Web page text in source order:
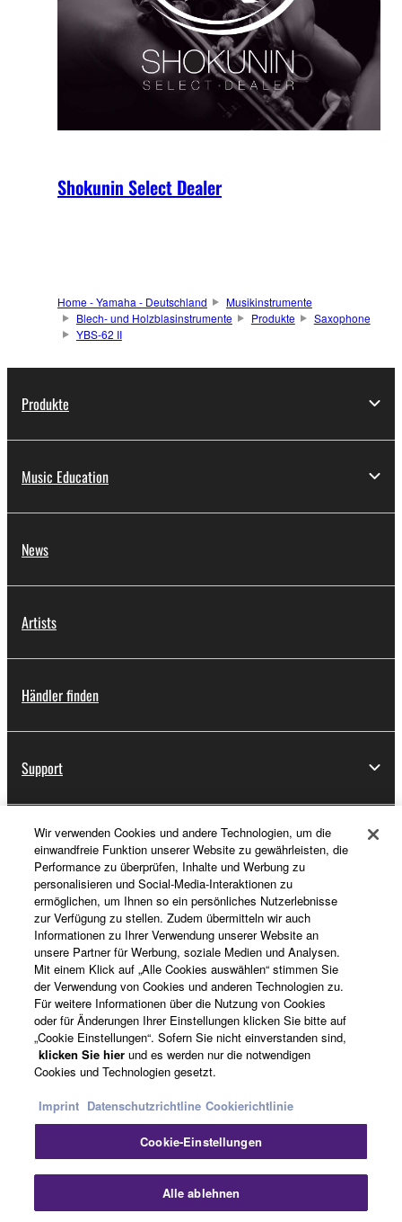
Shokunin Select Dealer
Home - Yamaha - Deutschland
Musikinstrumente
Blech- und Holzblasinstrumente
Produkte
Saxophone
YBS-62 II
Produkte
Music Education
News
Artists
Händler finden
Support
Registrierung von „Yamaha Music ID“
Über Yamaha
Deutschland - German
Business
Nutzungsbedingungen
CookierichtlinieImpressum
Wir verwenden Cookies und andere Technologien, um die
einwandfreie Funktion unserer Website zu gewährleisten, die
Performance zu überprüfen, Inhalte und Werbung zu
personalisieren und Social-Media-Interaktionen zu
ermöglichen, um Ihnen so ein persönliches Nutzerlebnisse
zur Verfügung zu stellen. Zudem übermitteln wir auch
Informationen zu Ihrer Verwendung unserer Website an
unsere Partner für Werbung, soziale Medien und Analysen.
Mit einem Klick auf „Alle Cookies auswählen“ stimmen Sie
der Verwendung von Cookies und anderen Technologien zu.
Für weitere Informationen über die Nutzung von Cookies
oder für Änderungen Ihrer Einstellungen klicken Sie bitte auf
„Cookie Einstellungen“. Sofern Sie nicht einverstanden sind,
klicken Sie hier und es werden nur die notwendigen
Cookies und Technologien gesetzt.
Imprint Datenschutzrichtline Cookierichtlinie
Cookie-Einstellungen
Alle ablehnen